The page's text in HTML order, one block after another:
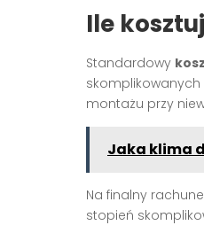
Ile
Standardowy
skomplikowanych
montażu przy
Jaka klima
Na finalny
stopień